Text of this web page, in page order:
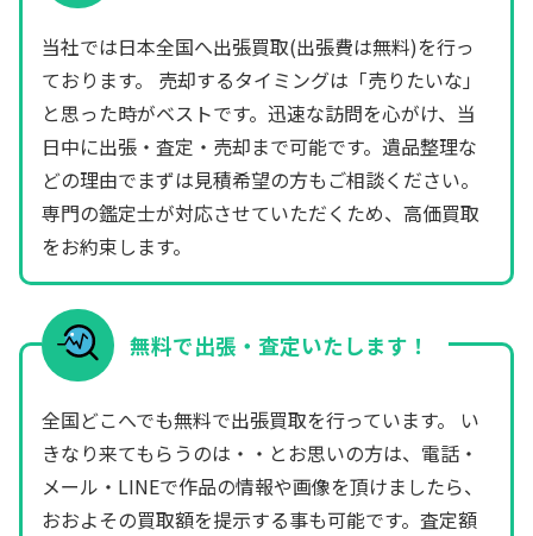
当社では日本全国へ出張買取(出張費は無料)を行っ
ております。 売却するタイミングは「売りたいな」
と思った時がベストです。迅速な訪問を心がけ、当
日中に出張・査定・売却まで可能です。遺品整理な
どの理由でまずは見積希望の方もご相談ください。
専門の鑑定士が対応させていただくため、高価買取
をお約束します。
無料で出張・査定いたします！
全国どこへでも無料で出張買取を行っています。 い
きなり来てもらうのは・・とお思いの方は、電話・
メール・LINEで作品の情報や画像を頂けましたら、
おおよその買取額を提示する事も可能です。査定額